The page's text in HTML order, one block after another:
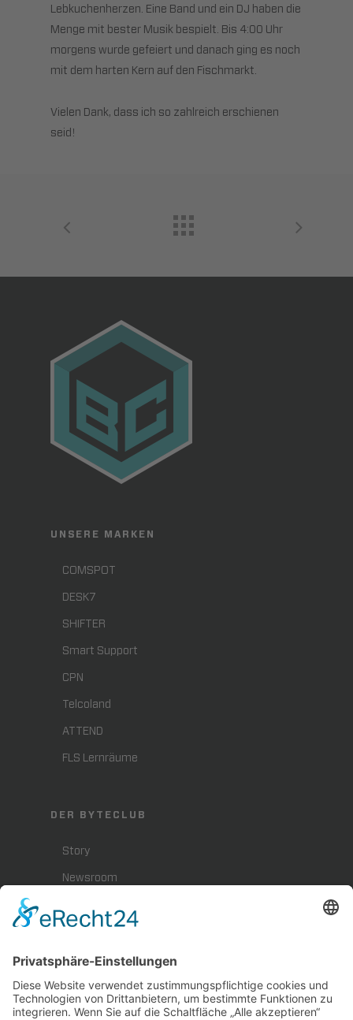
Lebkuchenherzen. Eine Band und ein DJ haben die
Menge mit bester Musik bespielt. Bis 4:00 Uhr
morgens wurde gefeiert und danach ging es noch
mit dem harten Kern auf den Fischmarkt.
Vielen Dank, dass ich so zahlreich erschienen
seid!
UNSERE MARKEN
COMSPOT
DESK7
SHIFTER
Smart Support
CPN
Telcoland
ATTEND
FLS Lernräume
DER BYTECLUB
Story
Newsroom
Karriere
BYTEBLOG
Downloads
Impressum